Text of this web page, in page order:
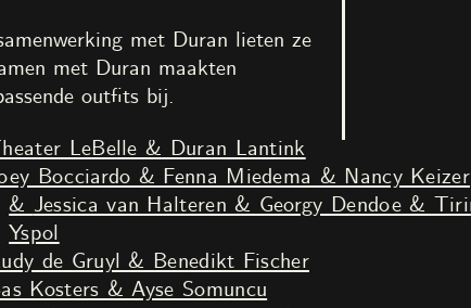
met Duran lieten ze
met Duran maakten
outfits bij.
Parry
LeBelle & Duran Lantink
Bocciardo & Fenna Miedema & Nancy Keizer
& Jessica van Halteren & Georgy Dendoe & Tirino
Yspol
de Gruyl & Benedikt Fischer
Kosters & Ayse Somuncu